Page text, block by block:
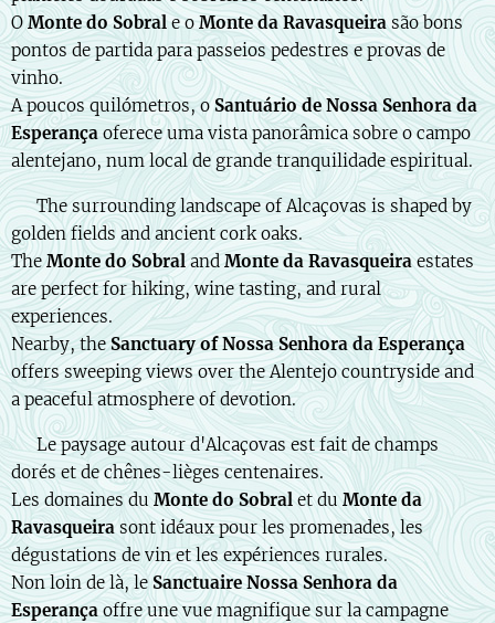
O Monte do Sobrale oMonte da Ravasqueirasão bons
pontos de partida para passeios pedestres e provas de
vinho.
A poucos quilómetros, oSantuário de Nossa Senhora da
Esperança oferece uma vista panorâmica sobre o campo
alentejano, num local de grande tranquilidade espiritual.
🇬🇧 The surrounding landscape of Alcaçovas is shaped by
golden fields and ancient cork oaks.
TheMonte do SobralandMonte da Ravasqueiraestates
are perfect for hiking, wine tasting, and rural
experiences.
Nearby, theSanctuary of Nossa Senhora da Esperança
offers sweeping views over the Alentejo countryside and
a peaceful atmosphere of devotion.
🇫🇷 Le paysage autour d'Alcaçovas est fait de champs
dorés et de chênes-lièges centenaires.
Les domaines du Monte do Sobralet du Monte da
Ravasqueirasont idéaux pour les promenades, les
dégustations de vin et les expériences rurales.
Non loin de là, leSanctuaire Nossa Senhora da
Esperançaoffre une vue magnifique sur la campagne